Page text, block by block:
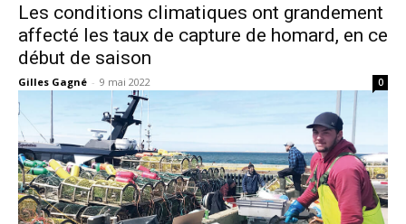
Les conditions climatiques ont grandement
affecté les taux de capture de homard, en ce
début de saison
Gilles Gagné - 9 mai 2022 0